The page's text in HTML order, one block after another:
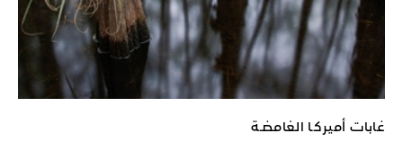
غابات أميركـا الغامضـة